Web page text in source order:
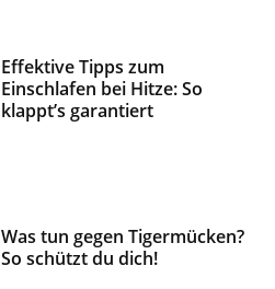
Effektive Tipps zum
Einschlafen bei Hitze: So
klappt’s garantiert
Was tun gegen Tigermücken?
So schützt du dich!